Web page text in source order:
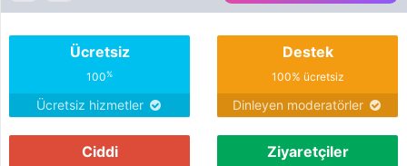
Ücretsiz
100%
Ücretsiz hizmetler
Destek
100% ücretsiz
Dinleyen moderatörler
Ciddi Ziyaretçiler